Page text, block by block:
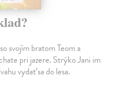
svojím bratom Teom a
pri jazere. Strýko Jani im
vydať sa do lesa.